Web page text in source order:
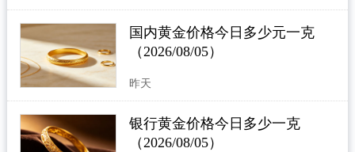
国内黄金价格今日多少元一克
（2026/08/05）
昨天
银行黄金价格今日多少一克
（2026/08/05）